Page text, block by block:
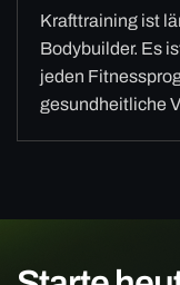
Krafttraining ist
Bodybuilder. Es
jeden
gesundheitliche